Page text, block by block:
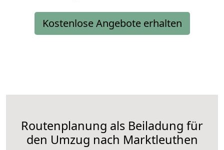
Kostenlose Angebote erhalten
Routenplanung als Beiladung für
den Umzug nach Marktleuthen